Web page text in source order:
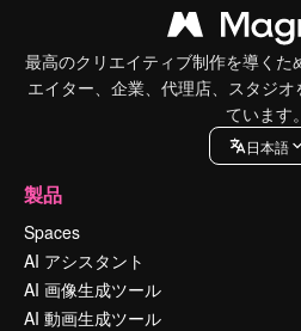
最高のクリエイティブ制作を導くた
エイター、企業、代理店、スタジ
ています。
日本語
製品
Spaces
AI アシスタント
AI 画像生成ツール
AI 動画生成ツール